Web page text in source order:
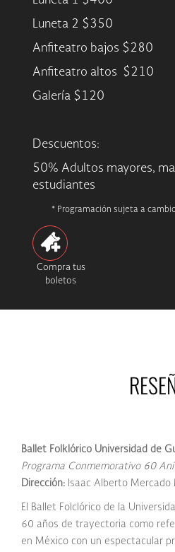
Luneta 2 $350
Anfiteatro bajos $280
Anfiteatro altos $210
Galería $120
Descuentos:
50% Adultos mayores,
estudiantes
* Programación sujeta a
Compra tus
boletos
Ballet Folklórico Universidad de
Programa Conmemorativo 60
Dirección: Isaac Alberto Mercado
El Ballet Folclórico de la
60 años de trayectoria como
en México con un espectacular